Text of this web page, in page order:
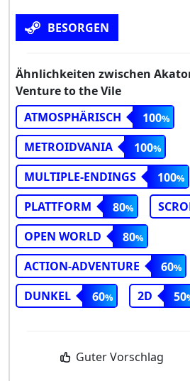
BESORGEN
Ähnlichkeiten zwischen
Venture to the Vile
ATMOSPHÄRISCH
100
METROIDVANIA
100
MULTIPLE-ENDINGS
100
PLATTFORM
80
OPEN WORLD
80
ACTION-ADVENTURE
60
DUNKEL
60 2D 50
Guter Vorschlag